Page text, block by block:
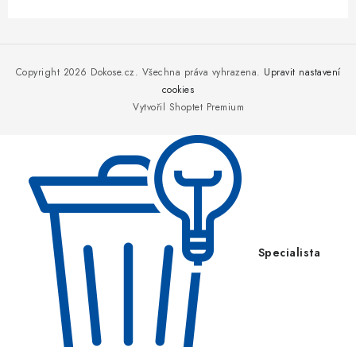
Vytvořil Shoptet Premium
Copyright 2026 Dokose.cz. Všechna práva vyhrazena. Upravit nastavení
cookies
Specialista